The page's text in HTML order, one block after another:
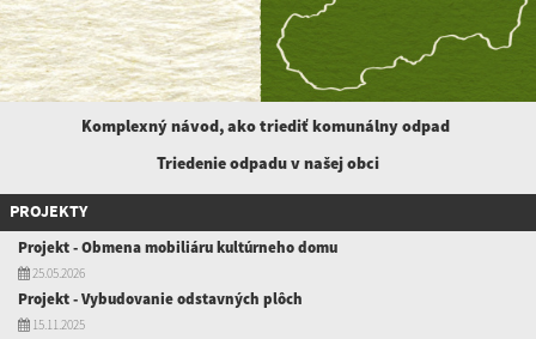
Komplexný návod, ako triediť komunálnyodpad
Triedenie odpadu v našej obci
PROJEKTY
Projekt - Obmena mobiliáru kultúrneho domu
25.05.2026
Projekt - Vybudovanie odstavných plôch
15.11.2025